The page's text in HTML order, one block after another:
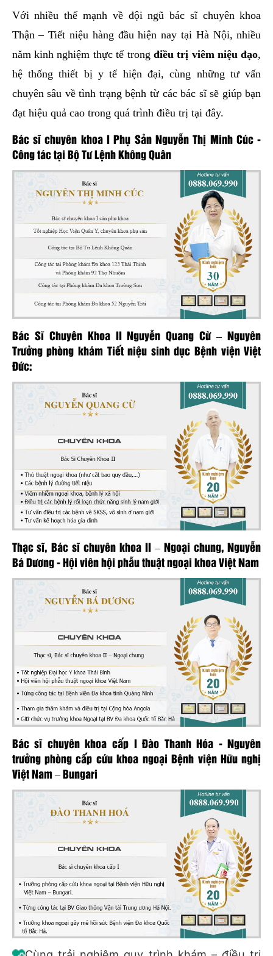
Với nhiều thế mạnh về đội ngũ bác sĩ chuyên khoa
Thận – Tiết niệu hàng đầu hiện nay tại Hà Nội, nhiều
năm kinh nghiệm thực tế trong điều trị viêm niệu đạo,
hệ thống thiết bị y tế hiện đại, cùng những tư vấn
chuyên sâu về tình trạng bệnh từ các bác sĩ sẽ giúp bạn
đạt hiệu quả cao trong quá trình điều trị tại đây.
Bác sĩ chuyên khoa I Phụ Sản Nguyễn Thị Minh Cúc -
Công tác tại Bộ Tư Lệnh Không Quân
Bác Sĩ Chuyên Khoa II Nguyễn Quang Cừ – Nguyên
Trưởng phòng khám Tiết niệu sinh dục Bệnh viện Việt
Đức:
Thạc sĩ, Bác sĩ chuyên khoa II – Ngoại chung, Nguyễn
Bá Dương - Hội viên hội phẫu thuật ngoại khoa Việt Nam
Bác sĩ chuyên khoa cấp I Đào Thanh Hóa - Nguyên
trưởng phòng cấp cứu khoa ngoại Bệnh viện Hữu nghị
Việt Nam – Bungari